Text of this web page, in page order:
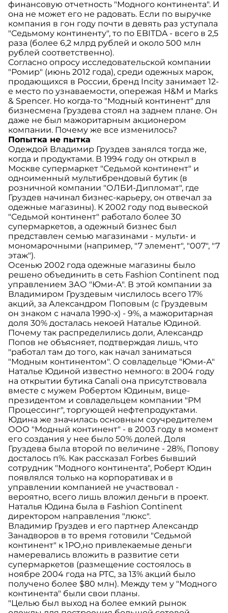
финансовую отчетность "Модного континента". И
она не может его не радовать. Если по выручке
компания в гон году почти в девять раз уступала
"Седьмому континенту", то по EBITDA - всего в 2,5
раза (более 6,2 млрд рублей и около 500 млн
рублей соответственно).
Согласно опросу исследовательской компании
"Ромир" (июнь 2012 года), среди одежных марок,
продающихся в России, бренд Incity занимает 12-
е место по узнаваемости, опережая Н&М и Marks
& Spencer. Но когда-то "Модный континент" для
бизнесмена Груздева стоял на заднем плане. Он
даже не был мажоритарным акционером
компании. Почему же все изменилось?
Попытка не пытка
Одеждой Владимир Груздев занялся тогда же,
когда и продуктами. В 1994 году он открыл в
Москве супермаркет "Седьмой континент" и
одноименный мультибрендовый бутик (в
розничной компании "ОЛБИ-Дипломат", где
Груздев начинал бизнес-карьеру, он отвечал за
одежные магазины). К 2002 году под вывеской
"Седьмой континент" работало более 30
супермаркетов, а одежный бизнес был
представлен семью магазинами - мульти- и
мономарочными (например, "7 элемент", "007", "7
этаж").
Осенью 2002 года одежные магазины было
решено объединить в сеть Fashion Continent под
управлением ЗАО "Юми-А". В этой компании за
Владимиром Груздевым числилось всего 17%
акций, за Александром Поповым (с Груздевым
он знаком с начала 1990-х) - 9%, а мажоритарная
доля 30% досталась некоей Наталье Юдиной.
Почему так распределились доли, Александр
Попов не объясняет, подтверждая лишь, что
"работал там до того, как начал заниматься
"Модным континентом". О совладельце "Юми-А"
Наталье Юдиной известно немного: в 2004 году
на открытии бутика Canali она присутствовала
вместе с мужем Робертом Юдиным, вице-
президентом и совладельцем компании "РМ
Процессинг", торгующей нефтепродуктами.
Юдина же значилась основным соучредителем
ООО "Модный континент" - в 2003 году в момент
его создания у нее было 50% долей. Доля
Груздева была второй по величине - 28%, Попову
досталось п%. Как рассказал Forbes бывший
сотрудник "Модного континента", Роберт Юдин
появлялся только на корпоративах и в
управлении компанией не участвовал -
вероятно, всего лишь вложил деньги в проект.
Наталья Юдина была в Fashion Continent
директором направления "люкс".
Владимир Груздев и его партнер Александр
Занадворов в то время готовили "Седьмой
континент" к 1РО,но привлекаемые деньги
намеревались вложить в развитие сети
супермаркетов (размещение состоялось в
ноябре 2004 года на РТС, за 13% акций было
получено более $80 млн). Между тем у "Модного
континента" были свои планы.
"Целью был выход на более емкий рынок